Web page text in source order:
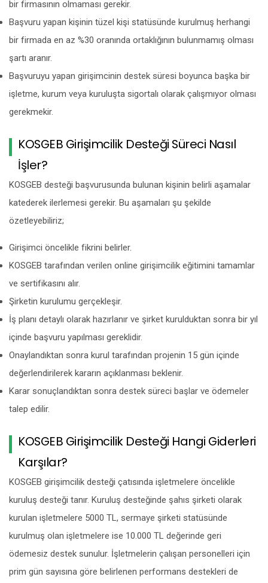
bir firmasının olmaması gerekir.
Başvuru yapan kişinin tüzel kişi statüsünde kurulmuş herhangi
bir firmada en az %30 oranında ortaklığının bulunmamış olması
şartı aranır.
Başvuruyu yapan girişimcinin destek süresi boyunca başka bir
işletme, kurum veya kuruluşta sigortalı olarak çalışmıyor olması
gerekmekir.
KOSGEB Girişimcilik Desteği Süreci Nasıl
İşler?
KOSGEB desteği başvurusunda bulunan kişinin belirli aşamalar
katederek ilerlemesi gerekir. Bu aşamaları şu şekilde
özetleyebiliriz;
Girişimci öncelikle fikrini belirler.
KOSGEB tarafından verilen online girişimcilik eğitimini tamamlar
ve sertifikasını alır.
Şirketin kurulumu gerçekleşir.
İş planı detaylı olarak hazırlanır ve şirket kurulduktan sonra bir yıl
içinde başvuru yapılması gereklidir.
Onaylandıktan sonra kurul tarafından projenin 15 gün içinde
değerlendirilerek kararın açıklanması beklenir.
Karar sonuçlandıktan sonra destek süreci başlar ve ödemeler
talep edilir.
KOSGEB Girişimcilik Desteği Hangi Giderleri
Karşılar?
KOSGEB girişimcilik desteği çatısında işletmelere öncelikle
kuruluş desteği tanır. Kuruluş desteğinde şahıs şirketi olarak
kurulan işletmelere 5000 TL, sermaye şirketi statüsünde
kurulmuş olan işletmelere ise 10.000 TL değerinde geri
ödemesiz destek sunulur. İşletmelerin çalışan personelleri için
prim gün sayısına göre belirlenen performans destekleri de